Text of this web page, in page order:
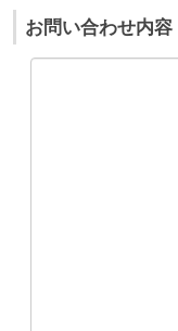
お問い合わせ内容